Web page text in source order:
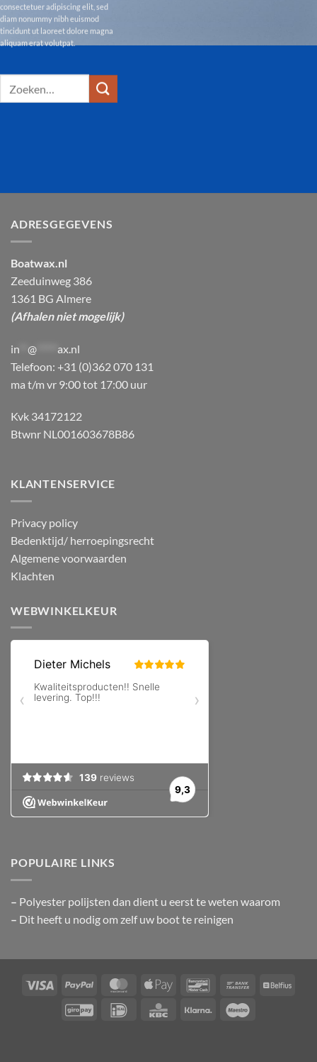
consectetuer adipiscing elit, sed
diam nonummy nibh euismod
tincidunt ut laoreet dolore magna
aliquam erat volutpat.
ADRESGEGEVENS
Boatwax.nl
Zeeduinweg 386
1361 BG Almere
(Afhalen niet mogelijk)
in @
ax.nl
Telefoon: +31 (0)362 070 131
ma t/m vr 9:00 tot 17:00 uur
Kvk 34172122
Btwnr NL001603678B86
KLANTENSERVICE
Privacy policy
Bedenktijd/ herroepingsrecht
Algemene voorwaarden
Klachten
WEBWINKELKEUR
POPULAIRE LINKS
– Polyester polijsten dan dient u eerst te weten waarom
– Dit heeft u nodig om zelf uw boot te reinigen
Visa PayPal MasterCardApple
BancontactBank
GiroPay IDeal KBC Klarna